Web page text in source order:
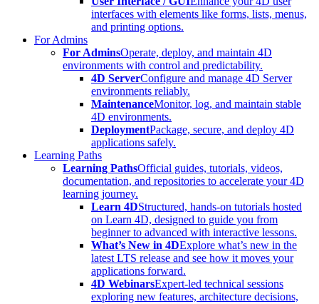
interfaces with elements like forms, lists, menus,
and printing options.
For Admins
For AdminsOperate, deploy, and maintain 4D
environments with control and predictability.
4D ServerConfigure and manage 4D Server
environments reliably.
MaintenanceMonitor, log, and maintain stable
4D environments.
DeploymentPackage, secure, and deploy 4D
applications safely.
Learning Paths
Learning PathsOfficial guides, tutorials, videos,
documentation, and repositories to accelerate your 4D
learning journey.
Learn 4DStructured, hands-on tutorials hosted
on Learn 4D, designed to guide you from
beginner to advanced with interactive lessons.
What’s New in 4DExplore what’s new in the
latest LTS release and see how it moves your
applications forward.
4D WebinarsExpert-led technical sessions
exploring new features, architecture decisions,